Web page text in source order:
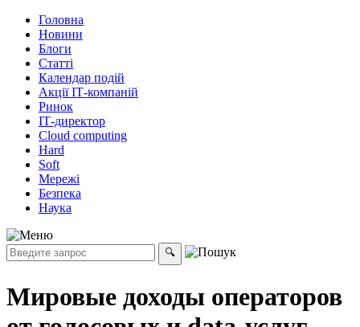
Головна
Новини
Блоги
Статті
Календар подій
Акції ІТ-компаній
Ринок
ІТ-директор
Cloud computing
Hard
Soft
Мережі
Безпека
Наука
Мировые доходы операторов